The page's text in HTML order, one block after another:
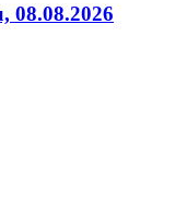
08.08.2026